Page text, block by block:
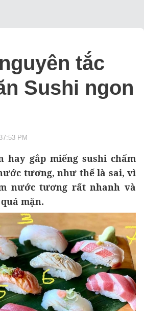
tắc
Sushi ngon
PM
hay gắp miếng sushi chấm
tương, như thế là sai, vì
nước tương rất nhanh và
mặn.